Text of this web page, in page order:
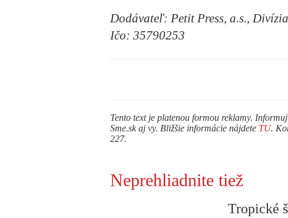
Dodávateľ: Petit Press, a.s.,
Ičo: 35790253
Tento text je platenou formou reklamy.
Sme.sk aj vy. Bližšie informácie nájdete TU.
227.
Neprehliadnite tiež
Tropické